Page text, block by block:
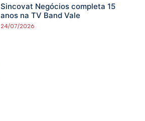
Sincovat Negócios completa 15
anos na TV Band Vale
24/07/2026